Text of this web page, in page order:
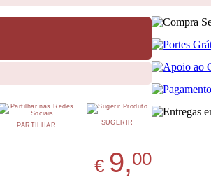
SUGERIR
PARTILHAR
€ 9,00